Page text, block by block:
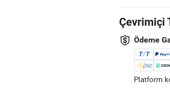
Çevrimiçi
Ödeme
Platform